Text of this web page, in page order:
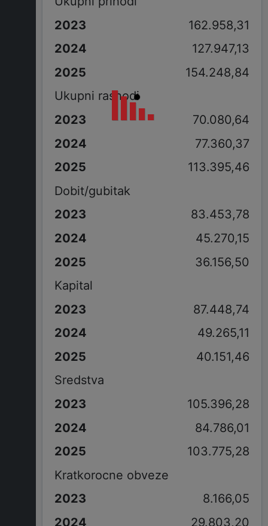
162.958,31
127.947,13
154.248,84
Ukupni rashodi
70.080,64
77.360,37
113.395,46
Dobit/gubitak
83.453,78
45.270,15
36.156,50
Kapital
87.448,74
49.265,11
40.151,46
Sredstva
105.396,28
84.786,01
103.775,28
Kratkorocne obveze
8.166,05
29.803,20